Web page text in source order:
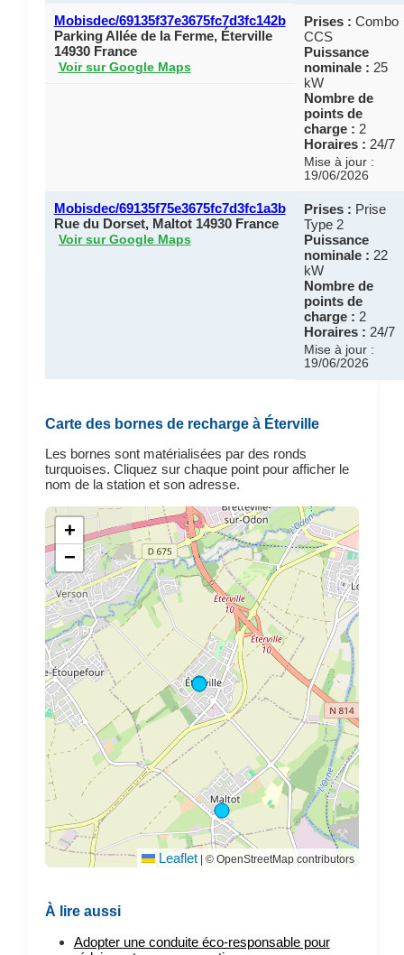
Mobisdec/69135f37e3675fc7d3fc142b
Parking Allée de la Ferme, Éterville
14930 France
Voir sur Google Maps
Prises : Combo
CCS
Puissance
nominale : 25
kW
Nombre de
points de
charge : 2
Horaires : 24/7
Mise à jour :
19/06/2026
Mobisdec/69135f75e3675fc7d3fc1a3b
Rue du Dorset, Maltot 14930 France
Voir sur Google Maps
Prises : Prise
Type 2
Puissance
nominale : 22
kW
Nombre de
points de
charge : 2
Horaires : 24/7
Mise à jour :
19/06/2026
Carte des bornes de recharge à Éterville
Les bornes sont matérialisées par des ronds
turquoises. Cliquez sur chaque point pour afficher le
nom de la station et son adresse.
+
−
Leaflet | © OpenStreetMap contributors
À lire aussi
Adopter une conduite éco-responsable pour